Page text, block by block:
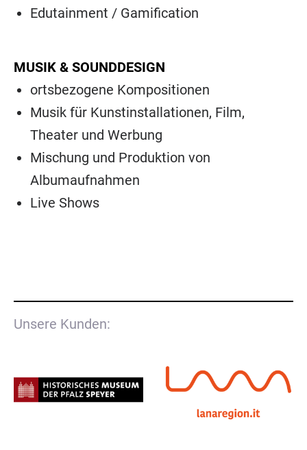
Edutainment / Gamification
MUSIK & SOUNDDESIGN
ortsbezogene Kompositionen
Musik für Kunstinstallationen, Film,
Theater und Werbung
Mischung und Produktion von
Albumaufnahmen
Live Shows
Unsere Kunden: